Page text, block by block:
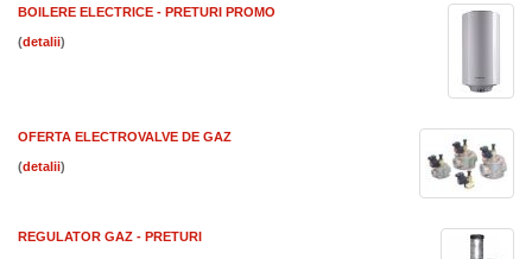
BOILERE ELECTRICE - PRETURI PROMO
( )
OFERTA ELECTROVALVE DE GAZ
( )
REGULATOR GAZ - PRETURI